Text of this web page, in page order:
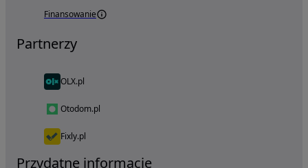
Finansowanie
Partnerzy
OLX.pl
Otodom.pl
Fixly.pl
Przydatne informacje